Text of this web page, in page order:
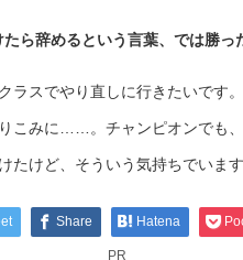
ら辞めるという言葉、では勝っ
クラスでやり直しに行きたいです
こみに……。チャンピオンでも、
たけど、そういう気持ちでいます
Share Hatena
PR